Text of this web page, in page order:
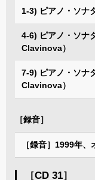
1-3) ピアノ・ソナ
4-6) ピアノ・ソナ
Clavinova）
7-9) ピアノ・ソナ
Clavinova）
［録音］
［録音］1999年
［CD 31］